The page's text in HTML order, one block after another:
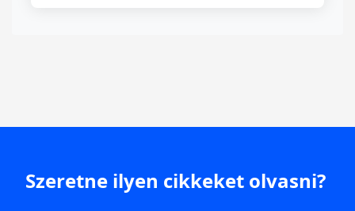
Szeretne ilyen cikkeket olvasni?